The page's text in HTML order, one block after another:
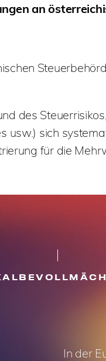
an
des
usw.) sich
für die
In der